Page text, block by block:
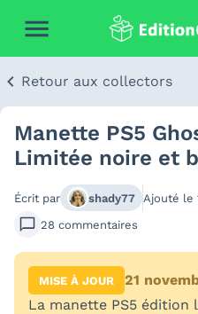
Retour aux collectors
Manette PS5
Limitée noire et
Écrit par shady77 Ajouté le
28 commentaires
MISE À JOUR
21
La manette PS5 édition